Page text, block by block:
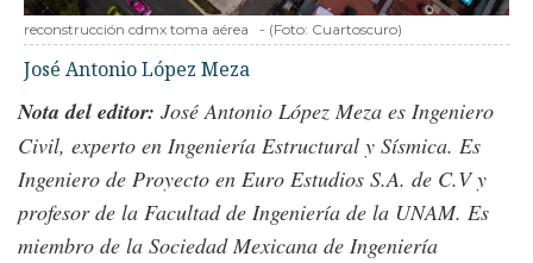
reconstrucción cdmx toma aérea - (Foto: Cuartoscuro)
José Antonio López Meza
Nota del editor: José Antonio López Meza es Ingeniero
Civil, experto en Ingeniería Estructural y Sísmica. Es
Ingeniero de Proyecto en Euro Estudios S.A. de C.V y
profesor de la Facultad de Ingeniería de la UNAM. Es
miembro de la Sociedad Mexicana de Ingeniería